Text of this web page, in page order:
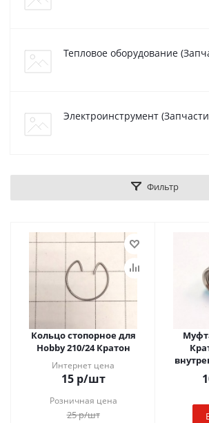
Тепловое оборудование
Электроинструмент
Фильтр
Кольцо стопорное для
Hobby 210/24 Кратон
Интернет цена
15р/шт
Розничная цена
25р/шт